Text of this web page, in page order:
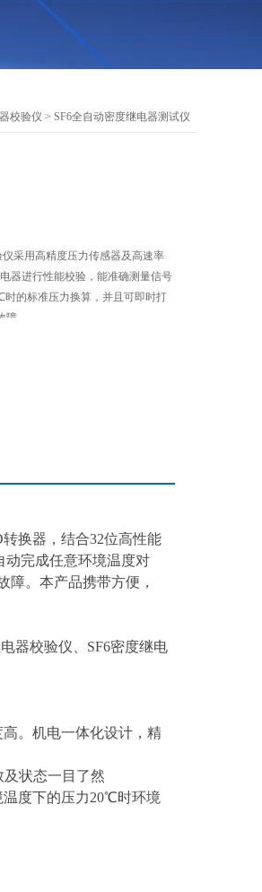
校验仪 > SF6全自动密度继电器测试仪
采用高精度压力传感器及高速率
器进行性能校验，能准确测量信号
的标准压力换算，并且可即时打
。
换器，结合32位高性能
动完成任意环境温度对
。本产品携带方便，
器校验仪、SF6密度继电
。机电一体化设计，精
状态一目了然
度下的压力20℃时环境